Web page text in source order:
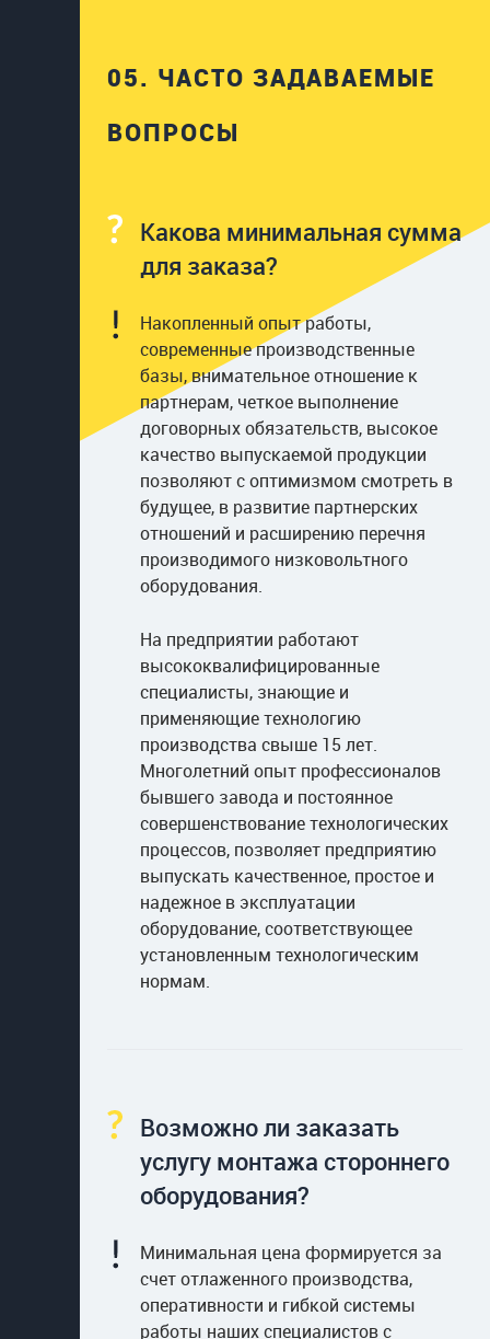
05. ЧАСТО ЗАДАВАЕМЫЕ
ВОПРОСЫ
Какова минимальная сумма
для заказа?
Накопленный опыт работы,
современные производственные
базы, внимательное отношение к
партнерам, четкое выполнение
договорных обязательств, высокое
качество выпускаемой продукции
позволяют с оптимизмом смотреть в
будущее, в развитие партнерских
отношений и расширению перечня
производимого низковольтного
оборудования.
На предприятии работают
высококвалифицированные
специалисты, знающие и
применяющие технологию
производства свыше 15 лет.
Многолетний опыт профессионалов
бывшего завода и постоянное
совершенствование технологических
процессов, позволяет предприятию
выпускать качественное, простое и
надежное в эксплуатации
оборудование, соответствующее
установленным технологическим
нормам.
Возможно ли заказать
услугу монтажа стороннего
оборудования?
Минимальная цена формируется за
счет отлаженного производства,
оперативности и гибкой системы
работы наших специалистов с